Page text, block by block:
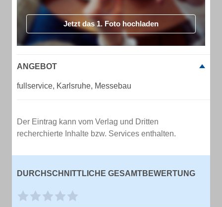
Jetzt das 1. Foto hochladen
ANGEBOT
fullservice, Karlsruhe, Messebau
Der Eintrag kann vom Verlag und Dritten
recherchierte Inhalte bzw. Services enthalten.
DURCHSCHNITTLICHE GESAMTBEWERTUNG